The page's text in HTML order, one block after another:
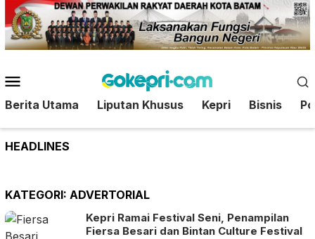
Loncat
ke
konten
Mobile
Berita Utama Liputan Khusus Kepri Bisnis
HEADLINES
KATEGORI: ADVERTORIAL
Kepri Ramai Festival Seni, Penampilan
Fiersa Besari dan Bintan Culture Festival